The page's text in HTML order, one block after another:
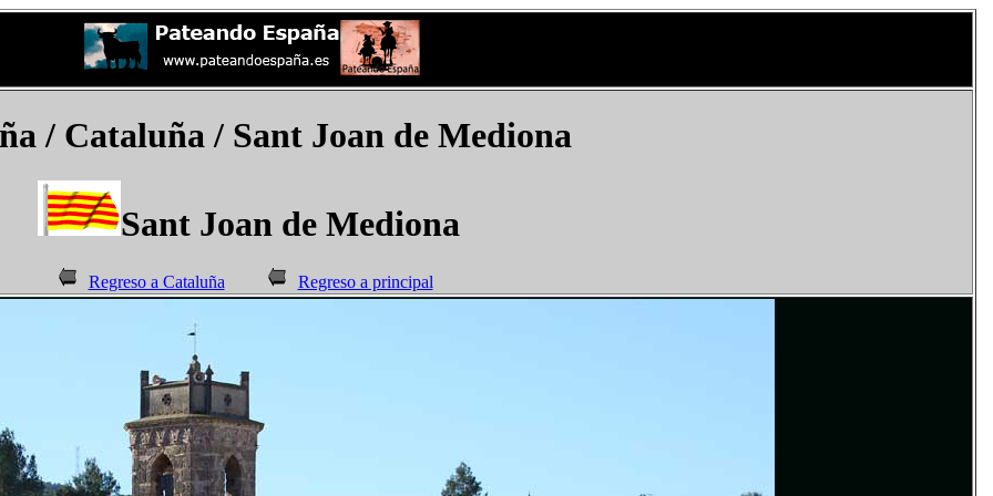
/ Cataluña / Sant Joan de Mediona
Sant Joan de Mediona
Regreso a Cataluña Regreso a principal